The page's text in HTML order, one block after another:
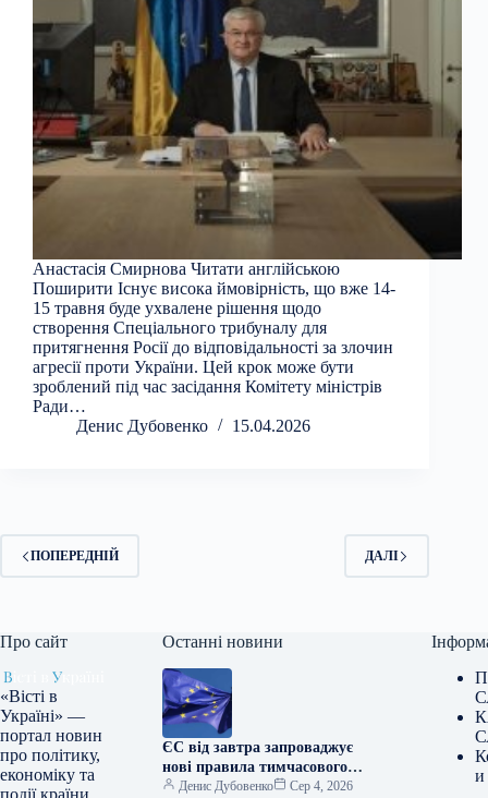
Анастасія Смирнова Читати англійською
Поширити Існує висока ймовірність, що вже 14-
15 травня буде ухвалене рішення щодо
створення Спеціального трибуналу для
притягнення Росії до відповідальності за злочин
агресії проти України. Цей крок може бути
зроблений під час засідання Комітету міністрів
Ради…
Денис Дубовенко
15.04.2026
ПОПЕРЕДНІЙ ДАЛІ
Про сайт
«Вісті в
Україні» —
портал новин
про політику,
економіку та
події країни.
Останні новини
ЄС від завтра запроваджує
нові правила тимчасового
захисту для українських
Денис Дубовенко Сер 4, 2026
и